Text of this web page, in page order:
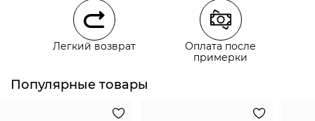
Курьерская доставка СДЭК
Самовывоз из пункта выдачи СДЭК
Легкий возврат
Оплата после
примерки
Популярные товары